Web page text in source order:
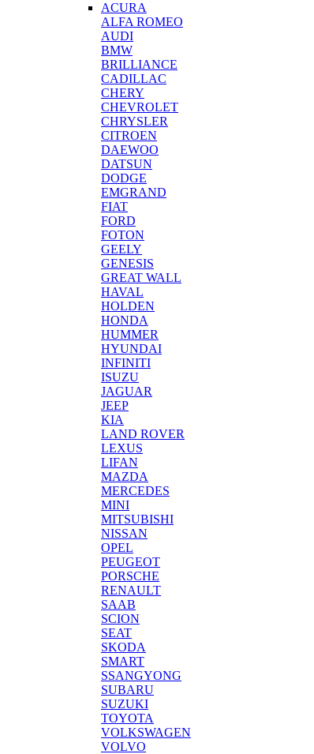
ACURA
ALFA ROMEO
AUDI
BMW
BRILLIANCE
CADILLAC
CHERY
CHEVROLET
CHRYSLER
CITROEN
DAEWOO
DATSUN
DODGE
EMGRAND
FIAT
FORD
FOTON
GEELY
GENESIS
GREAT WALL
HAVAL
HOLDEN
HONDA
HUMMER
HYUNDAI
INFINITI
ISUZU
JAGUAR
JEEP
KIA
LAND ROVER
LEXUS
LIFAN
MAZDA
MERCEDES
MINI
MITSUBISHI
NISSAN
OPEL
PEUGEOT
PORSCHE
RENAULT
SAAB
SCION
SEAT
SKODA
SMART
SSANGYONG
SUBARU
SUZUKI
TOYOTA
VOLKSWAGEN
VOLVO